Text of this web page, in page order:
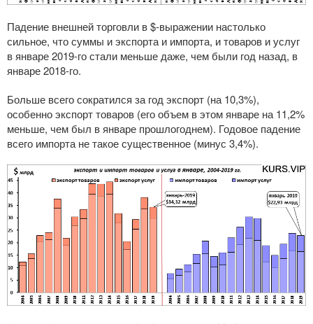
Падение внешней торговли в $-выражении настолько
сильное, что суммы и экспорта и импорта, и товаров и услуг
в январе2019-гостали меньше даже, чем были год назад, в
январе2018-го.
Больше всего сократился за год экспорт (на 10,3%),
особенно экспорт товаров (его объем в этом январе на 11,2%
меньше, чем был в январе прошлогоднем). Годовое падение
всего импорта не такое существенное (минус 3,4%).